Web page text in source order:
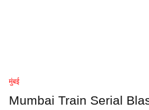
मुंबई
Mumbai Train Serial